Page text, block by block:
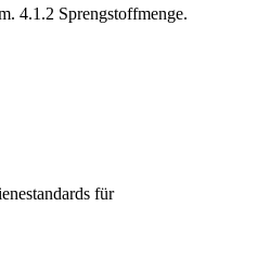
4.1.2 Sprengstoffmenge.
für